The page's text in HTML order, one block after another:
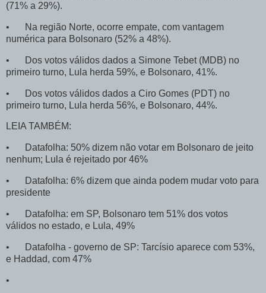
(71% a 29%).
•
Na região Norte, ocorre empate, com vantagem
numérica para Bolsonaro (52% a 48%).
•
Dos votos válidos dados a Simone Tebet (MDB) no
primeiro turno, Lula herda 59%, e Bolsonaro, 41%.
•
Dos votos válidos dados a Ciro Gomes (PDT) no
primeiro turno, Lula herda 56%, e Bolsonaro, 44%.
LEIA TAMBÉM:
•
Datafolha: 50% dizem não votar em Bolsonaro de jeito
nenhum; Lula é rejeitado por 46%
•
Datafolha: 6% dizem que ainda podem mudar voto para
presidente
•
Datafolha: em SP, Bolsonaro tem 51% dos votos
válidos no estado, e Lula, 49%
•
Datafolha - governo de SP: Tarcísio aparece com 53%,
e Haddad, com 47%
•